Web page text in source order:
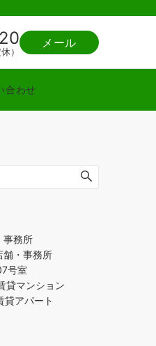
）
メール
合わせ
務所
舗・事務所
号室
マンション
アパート